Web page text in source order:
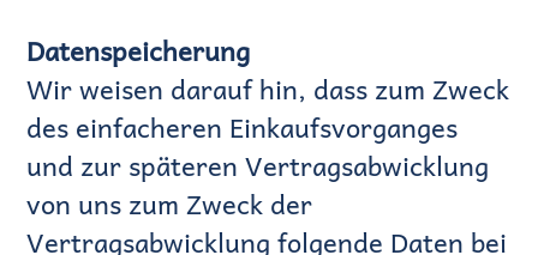
Datenspeicherung
Wir weisen darauf hin, dass zum Zweck
des einfacheren Einkaufsvorganges
und zur späteren Vertragsabwicklung
von uns zum Zweck der
Vertragsabwicklung folgende Daten bei